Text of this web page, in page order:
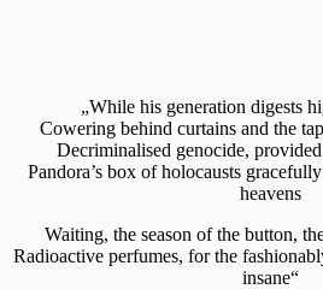
„While his generation digests
Cowering behind curtains and the
Decriminalised genocide,
Pandora’s box of holocausts
heavens
Waiting, the season of the button,
Radioactive perfumes, for the
insane“